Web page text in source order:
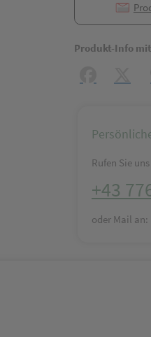
Produkt-Info
Rufen Sie
+43
oder Mail an: